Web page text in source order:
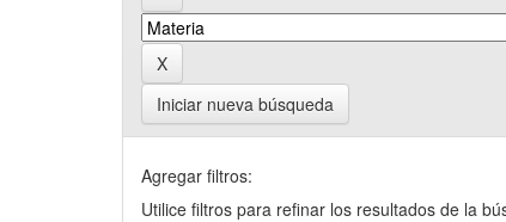
Iniciar nueva búsqueda
Agregar filtros:
Utilice filtros para refinar los resultados de la